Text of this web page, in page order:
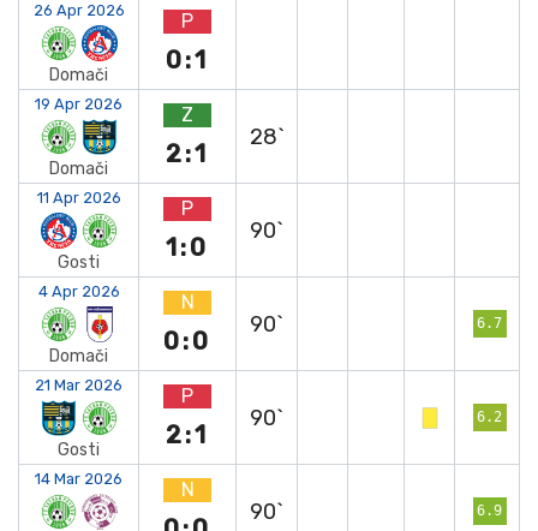
26 Apr 2026
Domači
P
0:1
19 Apr 2026
Domači
Z
2:1
28`
11 Apr 2026
Gosti
P
1:0
90`
4 Apr 2026
Domači
N
0:0
90` 6.7
21 Mar 2026
Gosti
P
2:1
90` 6.2
14 Mar 2026 N
90` 6.9